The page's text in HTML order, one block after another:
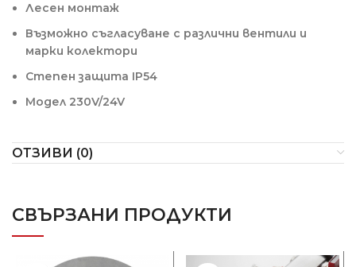
Лесен монтаж
Възможно съгласуване с различни вентили и
марки колектори
Степен защита IP54
Модел 230V/24V
ОТЗИВИ (0)
СВЪРЗАНИ ПРОДУКТИ